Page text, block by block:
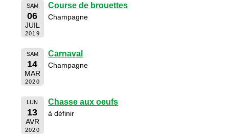
SAM
06
JUIL
2019
Course de brouettes
Champagne
SAM
14
MAR
2020
Carnaval
Champagne
LUN
13
AVR
2020
Chasse aux oeufs
à définir